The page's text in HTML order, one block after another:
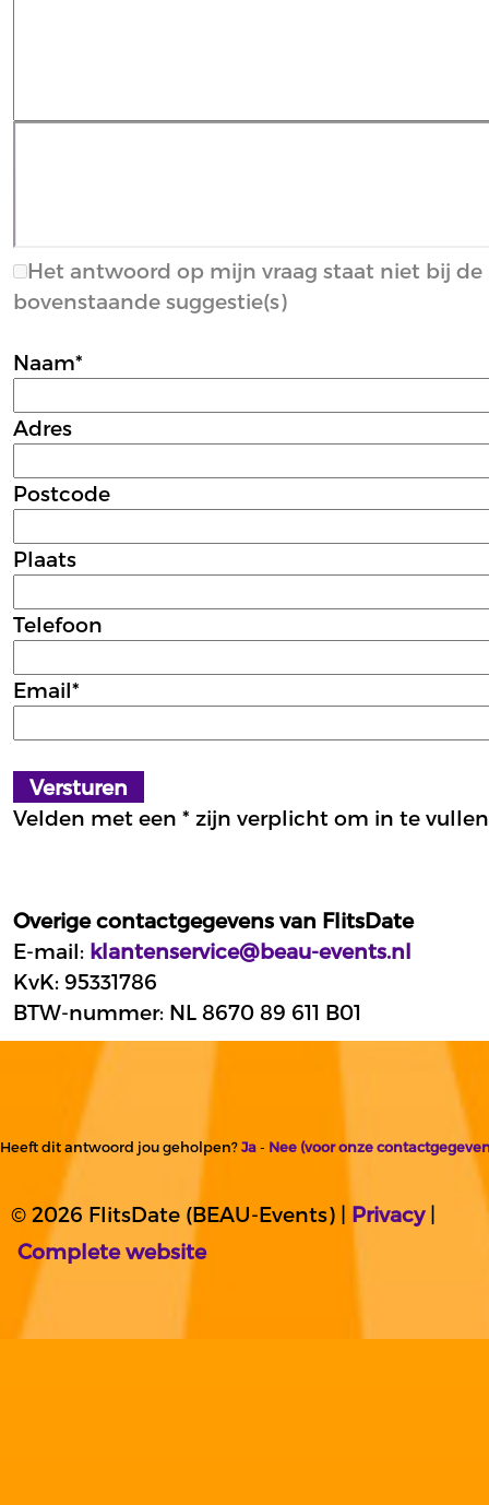
Het antwoord op mijn vraag staat niet bij de
bovenstaande suggestie(s)
Naam*
Adres
Postcode
Plaats
Telefoon
Email*
Velden met een * zijn verplicht om in te
Overige contactgegevens van FlitsDate
E-mail: klantenservice@beau-events.nl
KvK: 95331786
BTW-nummer: NL 8670 89 611 B01
Heeft dit antwoord jou geholpen?Ja- Nee (voor onze
© 2026 FlitsDate (BEAU-Events) | Privacy|
Complete website